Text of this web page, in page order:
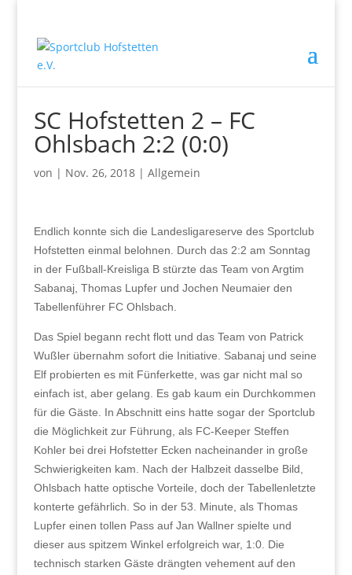
SC Hofstetten 2 – FC
Ohlsbach 2:2 (0:0)
von | Nov. 26, 2018| Allgemein
Endlich konnte sich die Landesligareserve des Sportclub
Hofstetten einmal belohnen. Durch das 2:2 am Sonntag
in der Fußball-Kreisliga B stürzte das Team von Argtim
Sabanaj, Thomas Lupfer und Jochen Neumaier den
Tabellenführer FC Ohlsbach.
Das Spiel begann recht flott und das Team von Patrick
Wußler übernahm sofort die Initiative. Sabanaj und seine
Elf probierten es mit Fünferkette, was gar nicht mal so
einfach ist, aber gelang. Es gab kaum ein Durchkommen
für die Gäste. In Abschnitt eins hatte sogar der Sportclub
die Möglichkeit zur Führung, als FC-Keeper Steffen
Kohler bei drei Hofstetter Ecken nacheinander in große
Schwierigkeiten kam. Nach der Halbzeit dasselbe Bild,
Ohlsbach hatte optische Vorteile, doch der Tabellenletzte
konterte gefährlich. So in der 53. Minute, als Thomas
Lupfer einen tollen Pass auf Jan Wallner spielte und
dieser aus spitzem Winkel erfolgreich war, 1:0. Die
technisch starken Gäste drängten vehement auf den